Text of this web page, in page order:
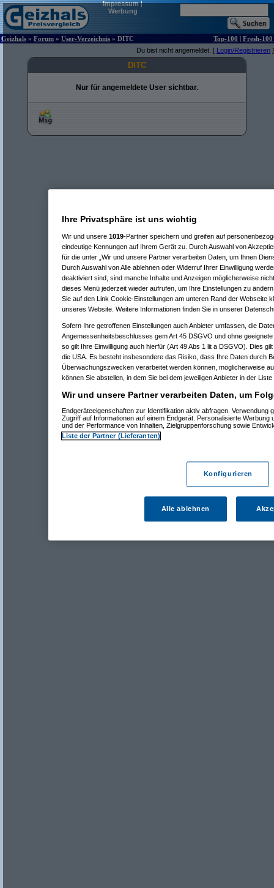
Impressum|
Werbung
Geizhals » Forum » User-Verzeichnis » DITC Top-100 | Fresh-100
Du bist nicht angemeldet. [ Login/Registrieren ]
DITC
Nur für angemeldete User sichtbar.
Ihre Privatsphäre ist uns wichtig
Wir und unsere 1019-Partner speichern und greifen auf
eindeutige Kennungen auf Ihrem Gerät zu. Durch Auswahl von
für die unter „Wir und unsere Partner verarbeiten Daten, um Ihnen
Durch Auswahl von Alle ablehnen oder Widerruf Ihrer Einwilligung
deaktiviert sind, sind manche Inhalte und Anzeigen möglicherweise
dieses Menü jederzeit wieder aufrufen, um Ihre Einstellungen zu
Sie auf den Link Cookie-Einstellungen am unteren Rand der Webseite
unseres Website. Weitere Informationen finden Sie in unserer
Sofern Ihre getroffenen Einstellungen auch Anbieter umfassen, die
Angemessenheitsbeschlusses gem Art 45 DSGVO und ohne
so gilt Ihre Einwilligung auch hierfür (Art 49 Abs 1 lit a DSGVO). Dies
die USA. Es besteht insbesondere das Risiko, dass Ihre Daten durch
Überwachungszwecken verarbeitet werden können, möglicherweise
können Sie abstellen, in dem Sie bei dem jeweiligen Anbieter in der
Wir und unsere Partner verarbeiten Daten, um
Endgeräteeigenschaften zur Identifikation aktiv abfragen. Verwendung
Zugriff auf Informationen auf einem Endgerät. Personalisierte Werbung
und der Performance von Inhalten, Zielgruppenforschung sowie
Liste der Partner (Lieferanten)
Konfigurieren
Alle ablehnen